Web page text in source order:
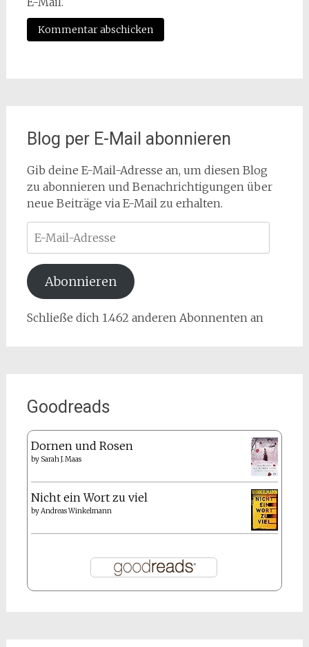
Blog per E-Mail abonnieren
Gib deine E-Mail-Adresse an, um diesen Blog
zu abonnieren und Benachrichtigungen über
neue Beiträge via E-Mail zu erhalten.
Mail-
Adresse
Abonnieren
Schließe dich 1.462 anderen Abonnenten an
Goodreads
Dornen und Rosen
by Sarah J. Maas
Nicht ein Wort zu viel
byAndreas Winkelmann